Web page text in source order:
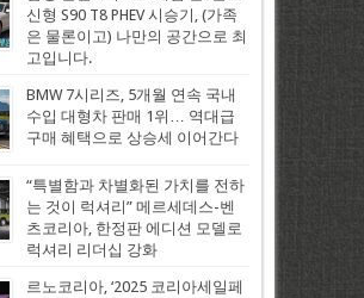
신형 S90 T8 PHEV 시승기, (가족
은 물론이고) 나만의 공간으로 최
고입니다.
BMW 7시리즈, 5개월 연속 국내
수입 대형차 판매 1위… 역대급
구매 혜택으로 상승세 이어간다
“특별함과 차별화된 가치를 전하
는 것이 럭셔리” 메르세데스-벤
츠코리아, 한정판 에디션 모델로
럭셔리 리더십 강화
르노코리아, ‘2025 코리아세일페